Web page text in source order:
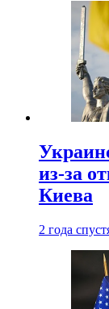
из-за
Киева
2 года